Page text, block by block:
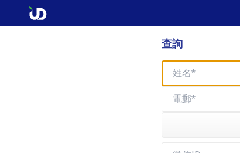
查詢